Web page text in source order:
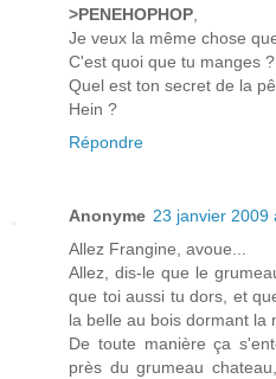
>PENEHOPHOP,
Je veux la même chose
C'est quoi que tu manges ?
Quel est ton secret de la
Hein ?
Répondre
Anonyme 23 janvier 2009
Allez Frangine, avoue...
Allez, dis-le que le
que toi aussi tu dors, et
la belle au bois dormant la
De toute manière ça
près du grumeau